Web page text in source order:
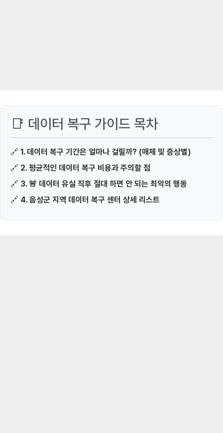
📑 데이터 복구 가이드 목차
🔗 1. 데이터 복구 기간은 얼마나 걸릴까? (매체 및 증상별)
🔗 2. 평균적인 데이터 복구 비용과 주의할 점
🔗 3. 🚨 데이터 유실 직후 절대 하면 안 되는 최악의 행동
🔗 4. 음성군 지역 데이터 복구 센터 상세 리스트